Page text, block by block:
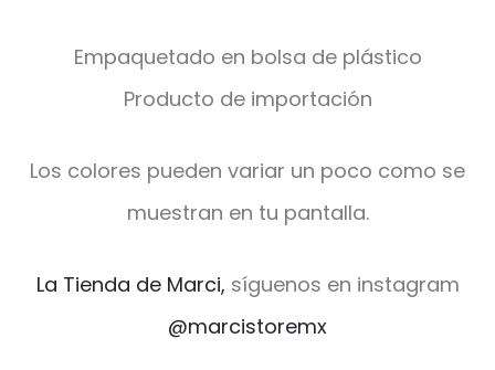
Empaquetado en bolsa de plástico
Producto de importación
Los colores pueden variar un poco como se
muestran en tu pantalla.
La Tienda de Marci, síguenos en instagram
@marcistoremx